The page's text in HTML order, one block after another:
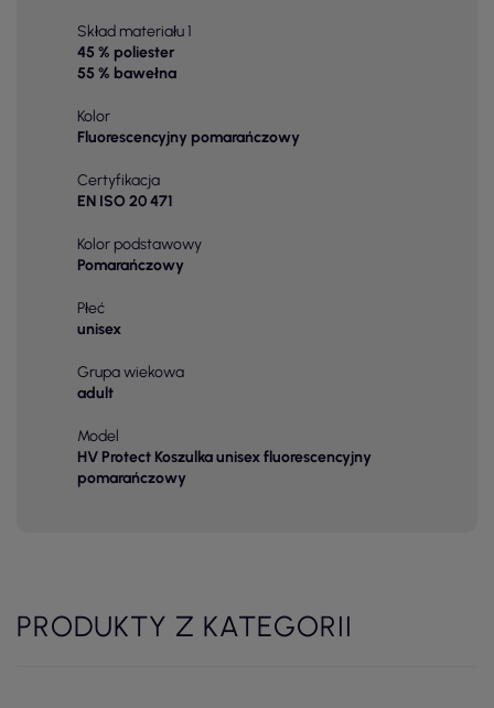
Skład materiału 1
45 % poliester
55 % bawełna
Kolor
Fluorescencyjny pomarańczowy
Certyfikacja
EN ISO 20 471
Kolor podstawowy
Pomarańczowy
Płeć
unisex
Grupa wiekowa
adult
Model
HV Protect Koszulka unisex fluorescencyjny
pomarańczowy
PRODUKTY Z KATEGORII